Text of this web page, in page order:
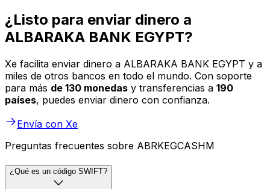
¿Listo para enviar dinero a
ALBARAKA BANK EGYPT?
Xe facilita enviar dinero a ALBARAKA BANK EGYPT y a
miles de otros bancos en todo el mundo. Con soporte
para más de 130 monedas y transferencias a 190
países, puedes enviar dinero con confianza.
Envía con Xe
Preguntas frecuentes sobre ABRKEGCASHM
¿Qué es un código SWIFT?